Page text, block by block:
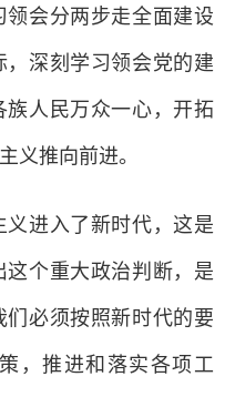
会分两步走全面建设
深刻学习领会党的建
人民万众一心，开拓
义推向前进。
进入了新时代，这是
个重大政治判断，是
必须按照新时代的要
，推进和落实各项工